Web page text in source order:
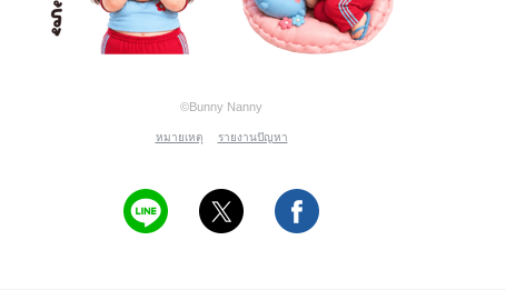
©Bunny Nanny
หมายเหตุ รายงานปัญหา